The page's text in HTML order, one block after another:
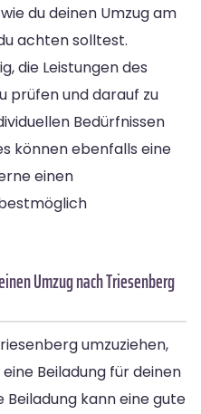
du deinen Umzug am
achten solltest.
die Leistungen des
prüfen und darauf zu
Bedürfnissen
können ebenfalls eine
einen
Umzug nach Triesenberg
umzuziehen,
Beiladung für deinen
Beiladung kann eine gute